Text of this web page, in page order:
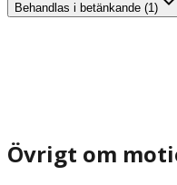
Behandlas i betänkande (1)
Övrigt om